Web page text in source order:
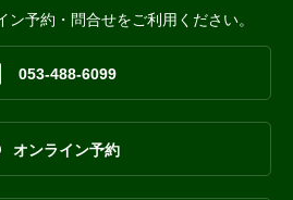
ン予約・問合せをご利用ください。
053-488-6099
オンライン予約